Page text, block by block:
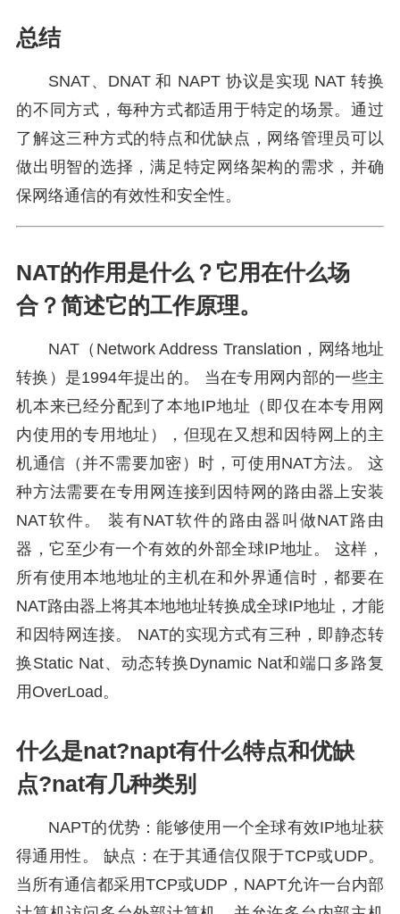
总结
SNAT、DNAT 和 NAPT 协议是实现 NAT 转换
的不同方式，每种方式都适用于特定的场景。通过
了解这三种方式的特点和优缺点，网络管理员可以
做出明智的选择，满足特定网络架构的需求，并确
保网络通信的有效性和安全性。
NAT的作用是什么？它用在什么场
合？简述它的工作原理。
NAT（Network Address Translation，网络地址
转换）是1994年提出的。 当在专用网内部的一些主
机本来已经分配到了本地IP地址（即仅在本专用网
内使用的专用地址），但现在又想和因特网上的主
机通信（并不需要加密）时，可使用NAT方法。 这
种方法需要在专用网连接到因特网的路由器上安装
NAT软件。 装有NAT软件的路由器叫做NAT路由
器，它至少有一个有效的外部全球IP地址。 这样，
所有使用本地地址的主机在和外界通信时，都要在
NAT路由器上将其本地地址转换成全球IP地址，才能
和因特网连接。 NAT的实现方式有三种，即静态转
换Static Nat、动态转换Dynamic Nat和端口多路复
用OverLoad。
什么是nat?napt有什么特点和优缺
点?nat有几种类别
NAPT的优势：能够使用一个全球有效IP地址获
得通用性。 缺点：在于其通信仅限于TCP或UDP。
当所有通信都采用TCP或UDP，NAPT允许一台内部